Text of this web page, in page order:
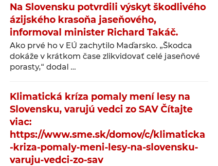
Na Slovensku potvrdili výskyt škodlivého
ázijského krasoňa jaseňového,
informoval minister Richard Takáč.
Ako prvé ho v EÚ zachytilo Maďarsko. „Škodca
dokáže v krátkom čase zlikvidovať celé jaseňové
porasty,“ dodal …
Klimatická kríza pomaly mení lesy na
Slovensku, varujú vedci zo SAV Čítajte
viac:
https://www.sme.sk/domov/c/klimaticka
-kriza-pomaly-meni-lesy-na-slovensku-
varuju-vedci-zo-sav